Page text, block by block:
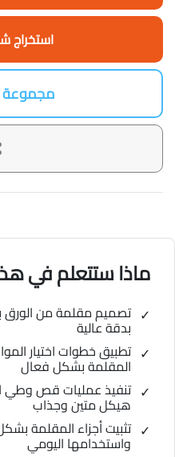
استخراج
مجموعة
ماذا ستتعلم في
تصميم مقلمة من الورق
بدقة عالية
تطبيق خطوات اختيار
المقلمة بشكل فعال
تنفيذ عمليات قص وطي
هيكل متين وجذاب
تثبيت أجزاء المقلمة
واستخدامها اليومي